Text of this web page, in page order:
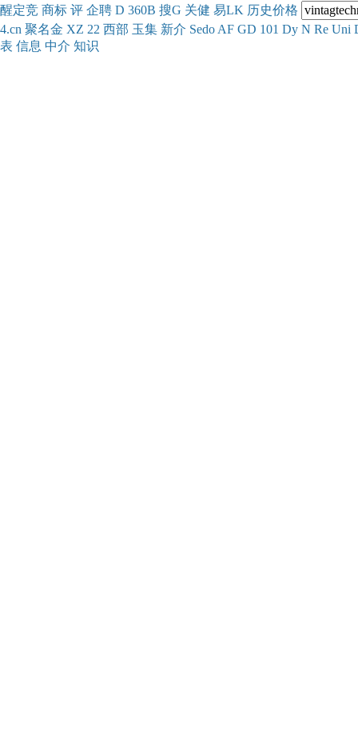
醒定竞 商标 评 企聘 D 360B 搜G 关健 易LK 历史价格
4.cn 聚名金 XZ 22 西部 玉集 新介 Sedo AF GD 101 Dy N Re Uni
表 信息 中介 知识